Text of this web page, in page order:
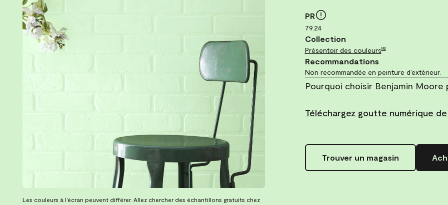
PR
79.24
Collection
Présentoir des couleursMD
Recommandations
Non recommandée en peinture d’extérieur.
Pourquoi choisir Benjamin Moore
Téléchargez goutte numérique
Trouver un magasin
Les couleurs à l’écran peuvent différer. Allez chercher des échantillons gratuits chez